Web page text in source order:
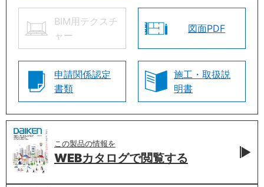
BIM用テクスチ
ャー
図面PDF
申請関係認定
書類
施工・取扱説
明書
この製品の情報を
WEBカタログで閲覧する